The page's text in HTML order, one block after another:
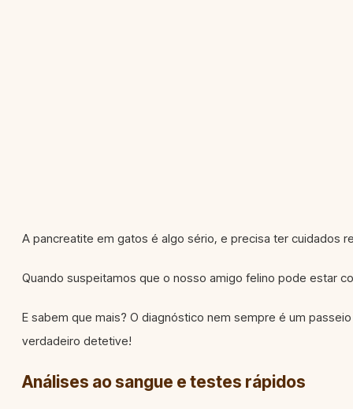
A pancreatite em gatos é algo sério, e precisa ter cuidados
Quando suspeitamos que o nosso amigo felino pode estar
E sabem que mais? O diagnóstico nem sempre é um
verdadeiro detetive!
Análises ao sangue e testes rápidos